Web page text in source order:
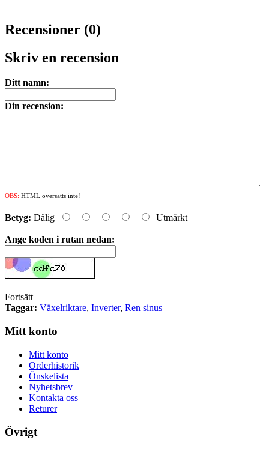
Recensioner (0)
Skriv en recension
Ditt namn:
Din recension:
OBS: HTML översätts inte!
Betyg: Dålig Utmärkt
Ange koden i rutan nedan:
Fortsätt
Taggar: Växelriktare, Inverter, Ren sinus
Mitt konto
Mitt konto
Orderhistorik
Önskelista
Nyhetsbrev
Kontakta oss
Returer
Övrigt